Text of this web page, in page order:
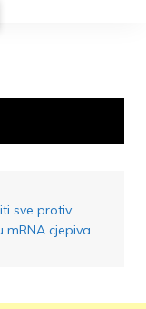
sve protiv
mRNA cjepiva